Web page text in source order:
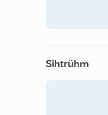
Sihtrühm